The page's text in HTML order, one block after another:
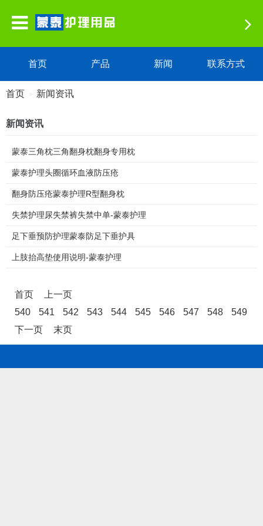
首页 产品 新闻 联系方式
首页 > 新闻资讯
新闻资讯
蒙泰三角枕三角翻身枕翻身专用枕
蒙泰护理头圈循环血液防压疮
翻身防压疮蒙泰护理R型翻身枕
失禁护理尿失禁裤失禁中单-蒙泰护理
足下垂预防护理蒙泰防足下垂护具
上肢抬高垫使用说明-蒙泰护理
首页
上一页
540
541 542 543 544 545 546 547 548
549
下一页
末页